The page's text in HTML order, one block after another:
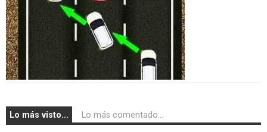
Lo más visto... Lo más comentado...